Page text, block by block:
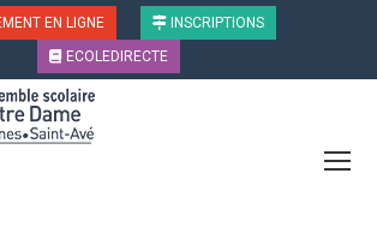
EN LIGNE
INSCRIPTIONS
ECOLEDIRECTE